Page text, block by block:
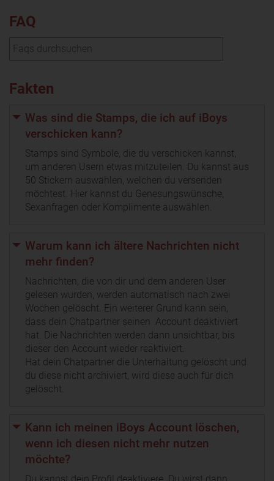
FAQ
Fakten
Was sind die Stamps, die ich auf iBoys
verschicken kann?
Stamps sind Symbole, die du verschicken kannst,
um anderen Usern etwas mitzuteilen. Du kannst aus
50 Stickern auswählen, welchen du versenden
möchtest. Hier kannst du Genesungswünsche,
Sexanfragen oder Komplimente auswählen.
Warum kann ich ältere Nachrichten nicht
mehr finden?
Nachrichten, die von dir und dem anderen User
gelesen wurden, werden automatisch nach zwei
Wochen gelöscht. Ein weiterer Grund kann sein,
dass dein Chatpartner seinen Account deaktiviert
hat. Die Nachrichten werden dann unsichtbar, bis
dieser den Account wieder reaktiviert.
Hat dein Chatpartner die Unterhaltung gelöscht und
du diese nicht archiviert, wird diese auch für dich
gelöscht.
Kann ich meinen iBoys Account löschen,
wenn ich diesen nicht mehr nutzen
möchte?